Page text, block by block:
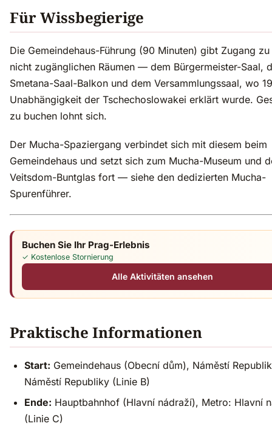
Für Wissbegierige
Die Gemeindehaus-Führung (90 Minuten) gibt Zugang
nicht zugänglichen Räumen — dem Bürgermeister-Saal,
Smetana-Saal-Balkon und dem Versammlungssaal, wo
Unabhängigkeit der Tschechoslowakei erklärt wurde.
zu buchen lohnt sich.
Der Mucha-Spaziergang verbindet sich mit diesem beim
Gemeindehaus und setzt sich zum Mucha-Museum und
Veitsdom-Buntglas fort — siehe den dedizierten Mucha-
Spurenführer.
Buchen Sie Ihr Prag-Erlebnis
✓ Kostenlose Stornierung
Alle Aktivitäten ansehen
Praktische Informationen
Start: Gemeindehaus (Obecní dům), Náměstí
Náměstí Republiky (Linie B)
Ende: Hauptbahnhof (Hlavní nádraží), Metro: Hlavní
(Linie C)